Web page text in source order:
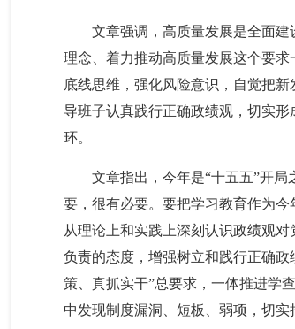
文章强调，高质量发展是全面
理念、着力推动高质量发展这个要
底线思维，强化风险意识，自觉把
导班子认真践行正确政绩观，切实
环。
文章指出，今年是“十五五”开
要，很有必要。要把学习教育作为
从理论上和实践上深刻认识政绩观
负责的态度，增强树立和践行正确
策、真抓实干”总要求，一体推进学
中发现制度漏洞、短板、弱项，切